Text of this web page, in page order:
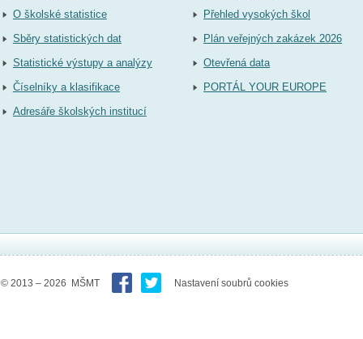
O školské statistice
Sběry statistických dat
Statistické výstupy a analýzy
Číselníky a klasifikace
Adresáře školských institucí
Přehled vysokých škol
Plán veřejných zakázek 2026
Otevřená data
PORTÁL YOUR EUROPE
© 2013 – 2026 MŠMT Nastavení soubrů cookies